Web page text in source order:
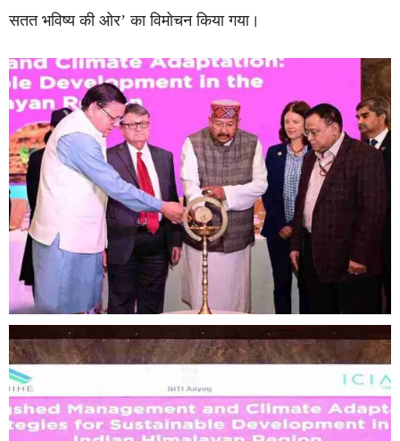
सतत भविष्य की ओर’ का विमोचन किया गया।